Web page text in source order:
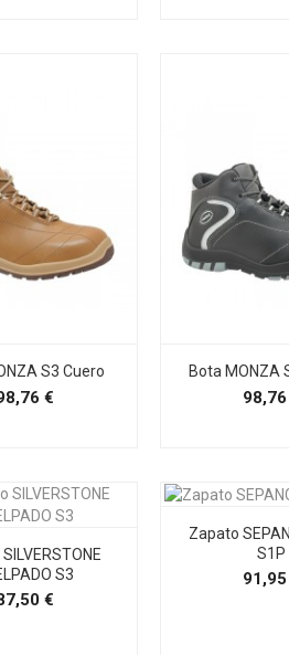
S3 Cuero
€
Bota MONZA
S3
€
Zapato
S1P